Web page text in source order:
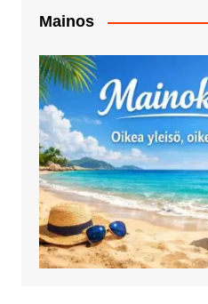
Mainos